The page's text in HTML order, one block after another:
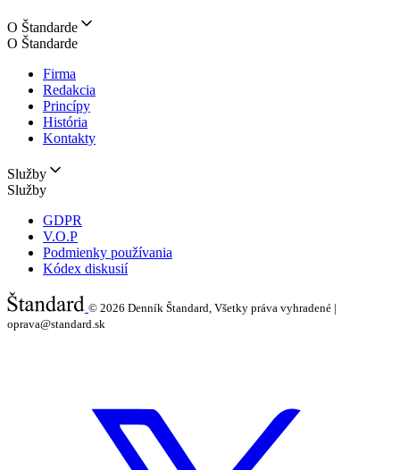
O Štandarde
O Štandarde
Firma
Redakcia
Princípy
História
Kontakty
Služby
Služby
GDPR
V.O.P
Podmienky používania
Kódex diskusií
© 2026 Denník Štandard, Všetky práva vyhradené |
oprava@standard.sk